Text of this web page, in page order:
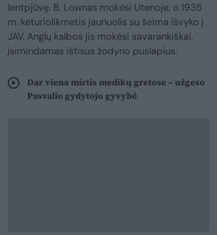
lentpjūvę. B. Lownas mokėsi Utenoje, o 1935
m. keturiolikmetis jaunuolis su šeima išvyko į
JAV. Anglų kalbos jis mokėsi savarankiškai,
įsimindamas ištisus žodyno puslapius.
Dar viena mirtis medikų gretose – užgeso
Pasvalio gydytojo gyvybė